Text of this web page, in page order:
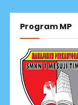
Program MP